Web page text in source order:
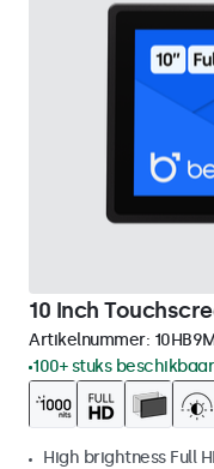
10 Inch
Artikelnummer:
100+ stuks beschikbaar
High brightness Full